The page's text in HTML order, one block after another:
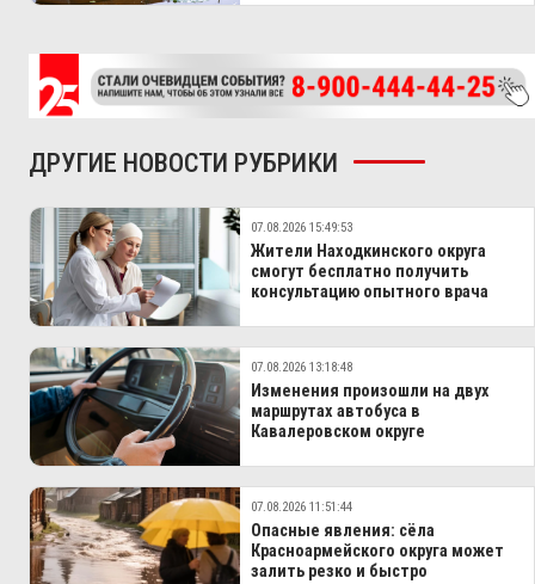
ДРУГИЕ НОВОСТИ РУБРИКИ
07.08.2026 15:49:53
Жители Находкинского округа
смогут бесплатно получить
консультацию опытного врача
07.08.2026 13:18:48
Изменения произошли на двух
маршрутах автобуса в
Кавалеровском округе
07.08.2026 11:51:44
Опасные явления: сёла
Красноармейского округа может
залить резко и быстро